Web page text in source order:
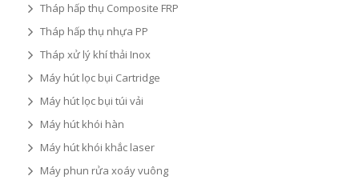
Tháp hấp thụ Composite FRP
Tháp hấp thụ nhựa PP
Tháp xử lý khí thải Inox
Máy hút lọc bụi Cartridge
Máy hút lọc bụi túi vải
Máy hút khói hàn
Máy hút khói khắc laser
Máy phun rửa xoáy vuông